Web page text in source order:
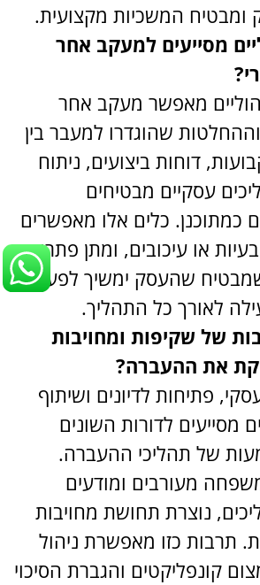
המשכיות מקצועית.
מסייעים למעקב אחר
מאפשר מעקב אחר
וההחלטות שהוגדרו למעבר בין
דוחות ביצועים, ניתוח
עסקיים מבטיחים
כלים אלו מאפשרים
או עיכובים, ומתן פתרונות
שהעסק ימשיך לפעול
לאורך כל התהליך.
של שקיפות ומחויבות
את ההעברה?
פתיחות לדיונים ושיתוף
מסייעים לדורות השונים
של תהליכי ההעברה.
מעורבים ומודעים
נוצרת תחושת מחויבות
תרבות כזו מאפשרת ניהול
קונפליקטים והגברת הסיכוי